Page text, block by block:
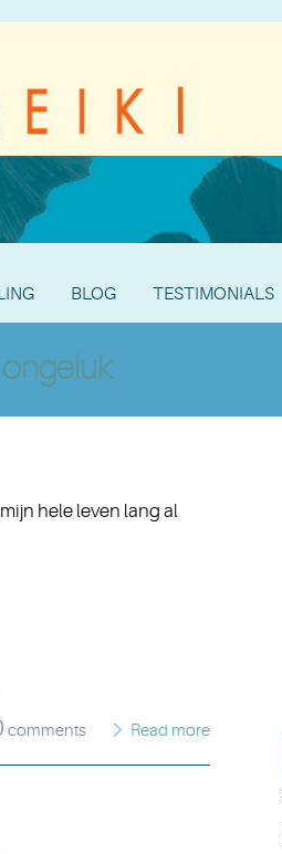
BLOG TESTIMONIALS
ongeluk
hele leven lang al
comments Read more